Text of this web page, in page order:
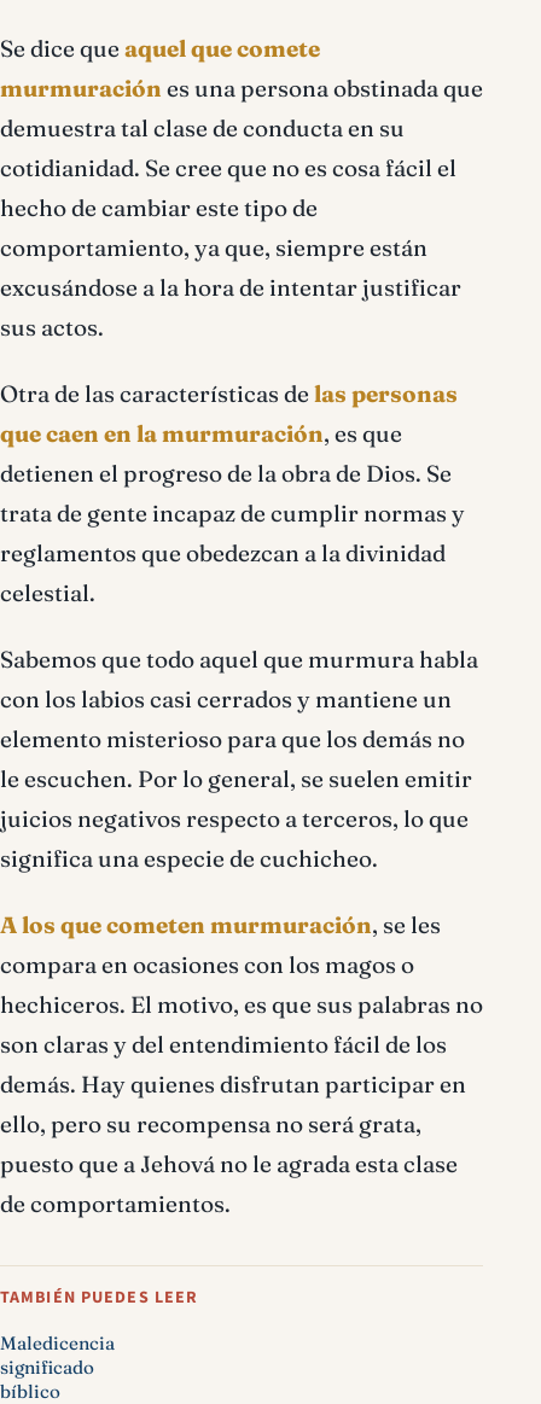
Se dice que aquel que comete
murmuración es una persona obstinada que
demuestra tal clase de conducta en su
cotidianidad. Se cree que no es cosa fácil el
hecho de cambiar este tipo de
comportamiento, ya que, siempre están
excusándose a la hora de intentar justificar
sus actos.
Otra de las características de las personas
que caen en la murmuración, es que
detienen el progreso de la obra de Dios. Se
trata de gente incapaz de cumplir normas y
reglamentos que obedezcan a la divinidad
celestial.
Sabemos que todo aquel que murmura habla
con los labios casi cerrados y mantiene un
elemento misterioso para que los demás no
le escuchen. Por lo general, se suelen emitir
juicios negativos respecto a terceros, lo que
significa una especie de cuchicheo.
A los que cometen murmuración, se les
compara en ocasiones con los magos o
hechiceros. El motivo, es que sus palabras no
son claras y del entendimiento fácil de los
demás. Hay quienes disfrutan participar en
ello, pero su recompensa no será grata,
puesto que a Jehová no le agrada esta clase
de comportamientos.
TAMBIÉN PUEDES LEER
Maledicencia
significado
bíblico